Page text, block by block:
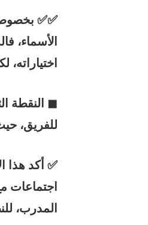
✅✅
الأسماء،
◼ النقطة
للفريق،
✅ أكد هذا
اجتماعات
المدرب،